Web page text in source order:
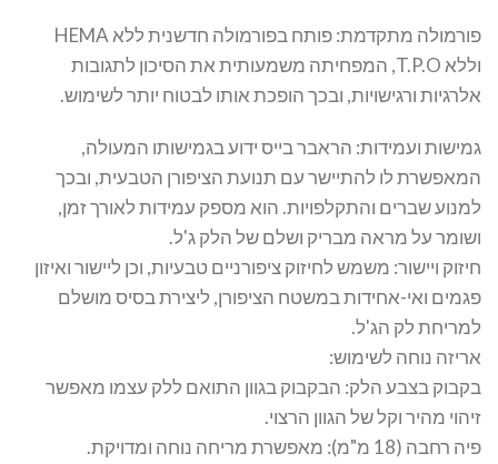
פורמולה מתקדמת: פותח בפורמולה חדשנית ללא HEMA
וללא T.P.O, המפחיתה משמעותית את הסיכון לתגובות
אלרגיות ורגישויות, ובכך הופכת אותו לבטוח יותר לשימוש.
גמישות ועמידות: הראבר בייס ידוע בגמישותו המעולה,
המאפשרת לו להתיישר עם תנועת הציפורן הטבעית, ובכך
למנוע שברים והתקלפויות. הוא מספק עמידות לאורך זמן,
ושומר על מראה מבריק ושלם של הלק ג'ל.
חיזוק ויישור: משמש לחיזוק ציפורניים טבעיות, וכן ליישור ואיזון
פגמים ואי-אחידות במשטח הציפורן, ליצירת בסיס מושלם
למריחת לק הג'ל.
אריזה נוחה לשימוש:
בקבוק בצבע הלק: הבקבוק בגוון התואם ללק עצמו מאפשר
זיהוי מהיר וקל של הגוון הרצוי.
פיה רחבה (18 מ"מ): מאפשרת מריחה נוחה ומדויקת.